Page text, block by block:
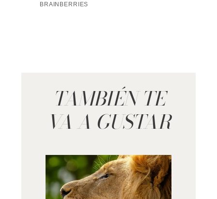
TAMBIÉN TE
VA A GUSTAR